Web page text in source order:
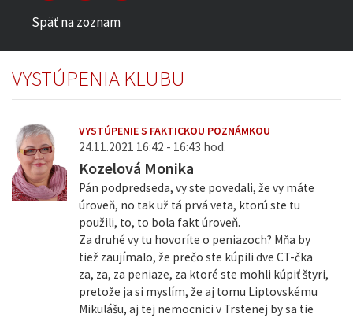
Späť na zoznam
VYSTÚPENIA KLUBU
VYSTÚPENIE S FAKTICKOU POZNÁMKOU
24.11.2021 16:42 - 16:43 hod.
Kozelová Monika
Pán podpredseda, vy ste povedali, že vy máte
úroveň, no tak už tá prvá veta, ktorú ste tu
použili, to, to bola fakt úroveň.
Za druhé vy tu hovoríte o peniazoch? Mňa by
tiež zaujímalo, že prečo ste kúpili dve CT-čka
za, za, za peniaze, za ktoré ste mohli kúpiť štyri,
pretože ja si myslím, že aj tomu Liptovskému
Mikulášu, aj tej nemocnici v Trstenej by sa tie